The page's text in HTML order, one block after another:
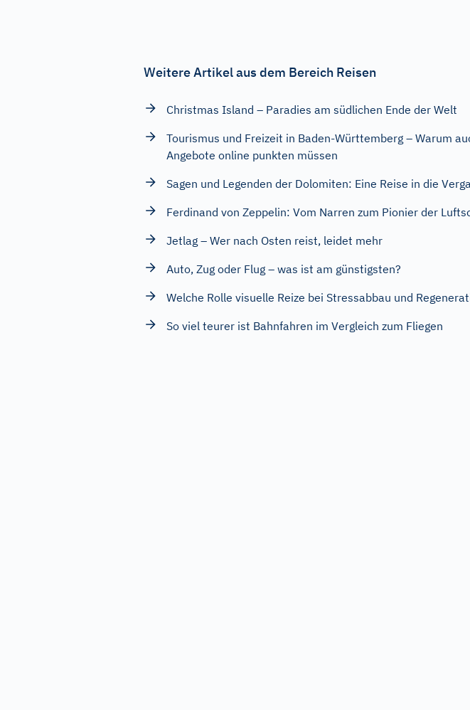
Weitere Artikel aus dem Bereich Reisen
Christmas Island – Paradies am südlichen Ende der Welt
Tourismus und Freizeit in Baden-Württemberg – Warum
Angebote online punkten müssen
Sagen und Legenden der Dolomiten: Eine Reise in die
Ferdinand von Zeppelin: Vom Narren zum Pionier der
Jetlag – Wer nach Osten reist, leidet mehr
Auto, Zug oder Flug – was ist am günstigsten?
Welche Rolle visuelle Reize bei Stressabbau und
So viel teurer ist Bahnfahren im Vergleich zum Fliegen